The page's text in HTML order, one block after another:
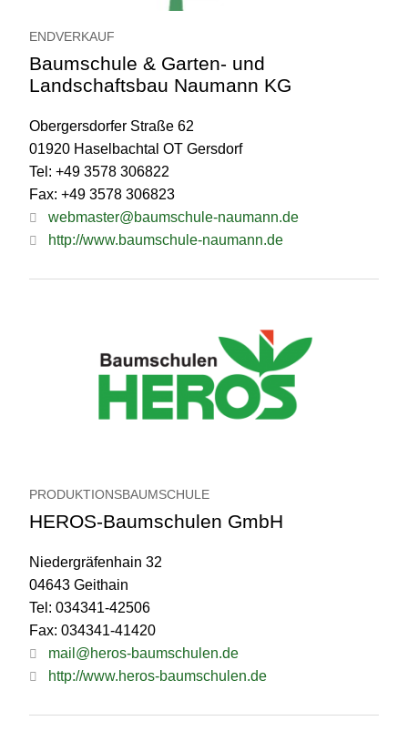
ENDVERKAUF
Baumschule & Garten- und
Landschaftsbau Naumann KG
Obergersdorfer Straße 62
01920 Haselbachtal OT Gersdorf
Tel: +49 3578 306822
Fax: +49 3578 306823
webmaster@baumschule-naumann.de
http://www.baumschule-naumann.de
PRODUKTIONSBAUMSCHULE
HEROS-Baumschulen GmbH
Niedergräfenhain 32
04643 Geithain
Tel: 034341-42506
Fax: 034341-41420
mail@heros-baumschulen.de
http://www.heros-baumschulen.de